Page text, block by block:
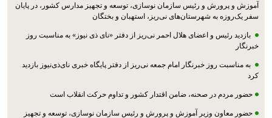
آموزش و پرورش و رئیس سازمان نوسازی، توسعه و تجهیز مدارس کشور، در پایان
سفر یک‌روزه به شهرستان‌های نی‌ریز، استهبان و بختگان
بازدید رئیس و اعضای هلال احمر نی‌ریز از دفتر «نای ذی نیوز» به مناسبت روز
خبرنگار
به مناسبت روز خبرنگار امام جمعه نی‌ریز از دفتر پایگاه خبری نای‌ذی‌نیوز بازدید
کرد
حضور مردم در صحنه، ضامن اقتدار کشور و تداوم حرکت انقلاب است
حضور معاون وزیر آموزش و پرورش و رئیس سازمان نوسازی، توسعه و تجهیز